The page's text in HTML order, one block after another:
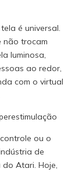
é universal.
não trocam
luminosa,
ao redor,
com o virtual
ou o
de
Atari. Hoje,